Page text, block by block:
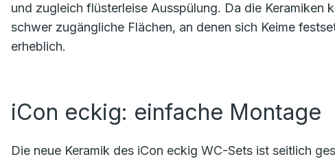
und zugleich flüsterleise Ausspülung. Da die Keramiken
schwer zugängliche Flächen, an denen sich Keime
erheblich.
iCon eckig: einfache Montage
Die neue Keramik des iCon eckig WC-Sets ist seitlich